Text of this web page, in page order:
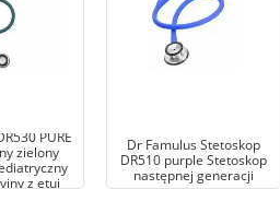
PURE
zielony
z etui
Dr Famulus Stetoskop
DR510 purple Stetoskop
następnej generacji